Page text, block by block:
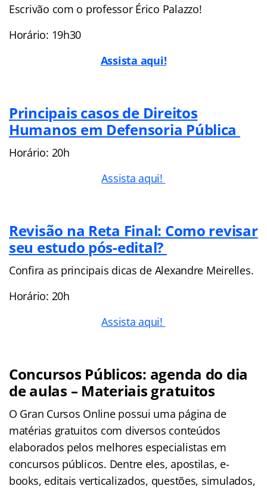
Escrivão com o professor Érico Palazzo!
Horário: 19h30
Assista aqui!
Principais casos de Direitos
Humanos em Defensoria Pública
Horário: 20h
Assista aqui!
Revisão na Reta Final: Como revisar
seu estudo pós-edital?
Confira as principais dicas de Alexandre Meirelles.
Horário: 20h
Assista aqui!
Concursos Públicos: agenda do dia
de aulas – Materiais gratuitos
O Gran Cursos Online possui uma página de
matérias gratuitos com diversos conteúdos
elaborados pelos melhores especialistas em
concursos públicos. Dentre eles, apostilas, e-
books, editais verticalizados, questões, simulados,